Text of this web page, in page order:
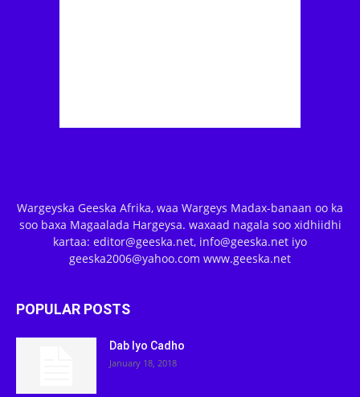
Wargeyska Geeska Afrika, waa Wargeys Madax-banaan oo ka
soo baxa Magaalada Hargeysa. waxaad nagala soo xidhiidhi
kartaa: editor@geeska.net, info@geeska.net iyo
geeska2006@yahoo.com www.geeska.net
POPULAR POSTS
Dab Iyo Cadho
January 18, 2018